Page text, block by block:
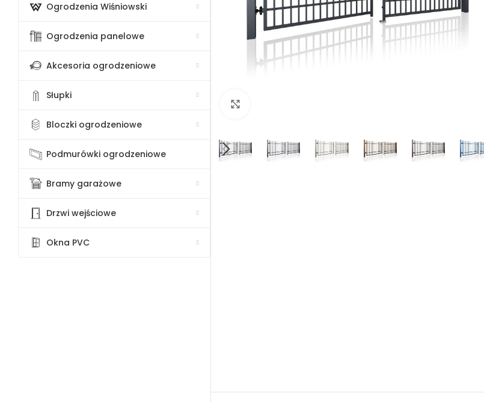
Ogrodzenia Wiśniowski
Ogrodzenia panelowe
Akcesoria ogrodzeniowe
Słupki
Bloczki ogrodzeniowe
Podmurówki ogrodzeniowe
Bramy garażowe
Drzwi wejściowe
Okna PVC